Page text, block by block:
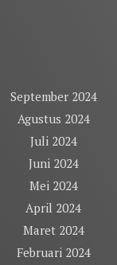
September 2024
Agustus 2024
Juli 2024
Juni 2024
Mei 2024
April 2024
Maret 2024
Februari 2024